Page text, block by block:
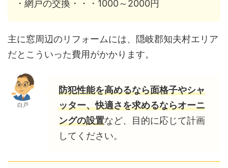
・網戸の交換・・・1000～2000円
主に窓周辺のリフォームには、隠岐郡知夫村エリア
だとこういった費用がかかります。
白戸
防犯性能を高めるなら面格子やシャ
ッター、快適さを求めるならオーニ
ングの設置など、目的に応じて計画
してください。